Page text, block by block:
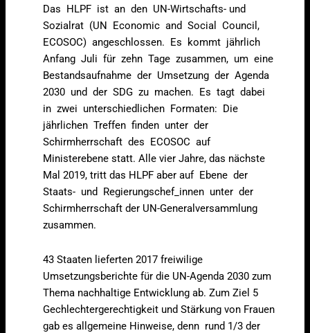
Das HLPF ist an den UN-Wirtschafts- und
Sozialrat (UN Economic and Social Council,
ECOSOC) angeschlossen. Es kommt jährlich
Anfang Juli für zehn Tage zusammen, um eine
Bestandsaufnahme der Umsetzung der Agenda
2030 und der SDG zu machen. Es tagt dabei
in zwei unterschiedlichen Formaten: Die
jährlichen Treffen finden unter der
Schirmherrschaft des ECOSOC auf
Ministerebene statt. Alle vier Jahre, das nächste
Mal 2019, tritt das HLPF aber auf Ebene der
Staats- und Regierungschef_innen unter der
Schirmherrschaft der UN-Generalversammlung
zusammen.
43 Staaten lieferten 2017 freiwilige
Umsetzungsberichte für die UN-Agenda 2030 zum
Thema nachhaltige Entwicklung ab. Zum Ziel 5
Gechlechtergerechtigkeit und Stärkung von Frauen
gab es allgemeine Hinweise, denn rund 1/3 der